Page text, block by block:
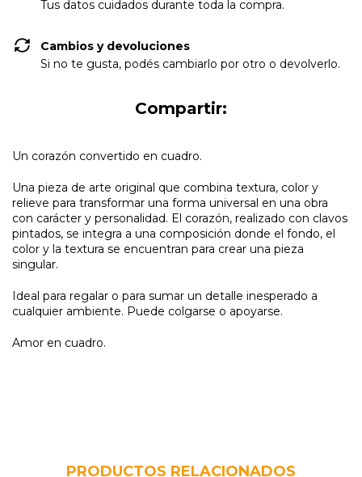
Tus datos cuidados durante toda la compra.
Cambios y devoluciones
Si no te gusta, podés cambiarlo por otro o devolverlo.
Compartir:
Un corazón convertido en cuadro.
Una pieza de arte original que combina textura, color y
relieve para transformar una forma universal en una obra
con carácter y personalidad. El corazón, realizado con clavos
pintados, se integra a una composición donde el fondo, el
color y la textura se encuentran para crear una pieza
singular.
Ideal para regalar o para sumar un detalle inesperado a
cualquier ambiente. Puede colgarse o apoyarse.
Amor en cuadro.
PRODUCTOS RELACIONADOS